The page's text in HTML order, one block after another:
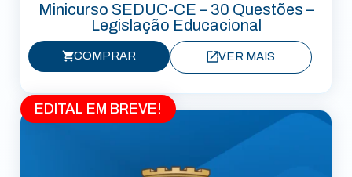
Minicurso SEDUC-CE – 30 Questões –
Legislação Educacional
COMPRAR VER MAIS
EDITAL EM BREVE!